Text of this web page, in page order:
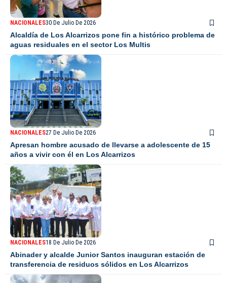
NACIONALES30 De Julio De 2026
Alcaldía de Los Alcarrizos pone fin a histórico problema de
aguas residuales en el sector Los Multis
NACIONALES27 De Julio De 2026
Apresan hombre acusado de llevarse a adolescente de 15
años a vivir con él en Los Alcarrizos
NACIONALES18 De Julio De 2026
Abinader y alcalde Junior Santos inauguran estación de
transferencia de residuos sólidos en Los Alcarrizos